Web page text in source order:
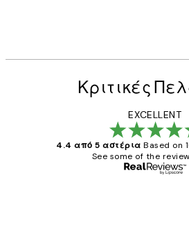
Κριτικές
EXCELLENT
4.4 από 5 αστέρια Based on
See some of the